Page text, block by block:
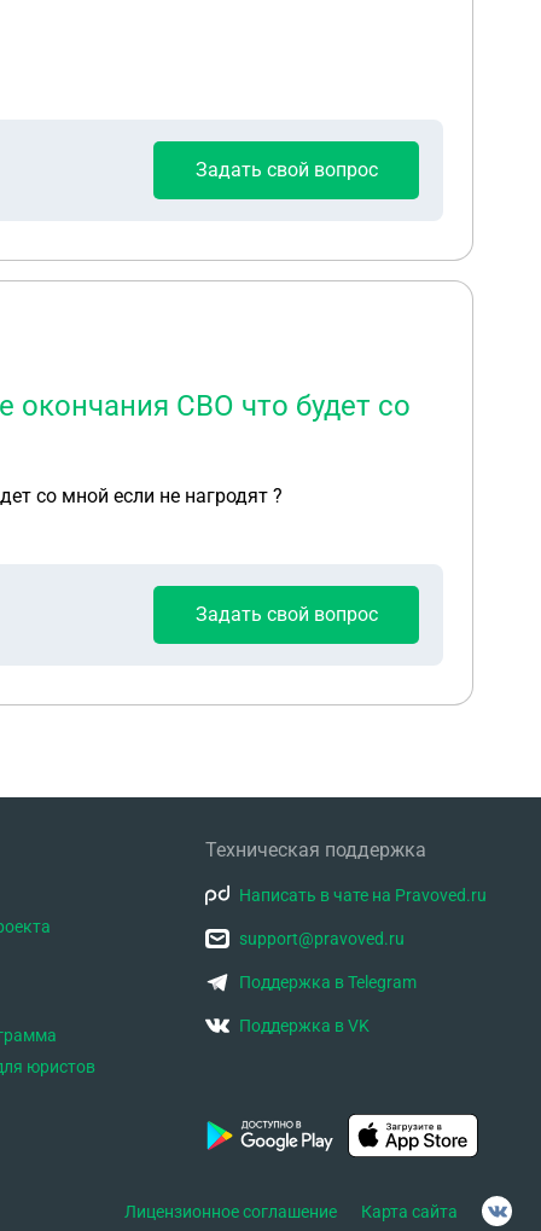
Задать свой вопрос
окончания СВО что будет со
со мной если не нагродят ?
Задать свой вопрос
юристов
Техническая поддержка
Написать в чате на Pravoved.ru
support@pravoved.ru
Поддержка в Telegram
Поддержка в VK
Лицензионное соглашение Карта сайта